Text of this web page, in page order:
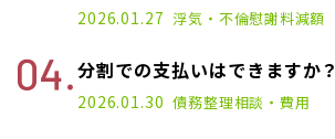
2026.01.27 浮気・不倫慰謝料減額
分割での支払いはできますか？
2026.01.30 債務整理相談・費用